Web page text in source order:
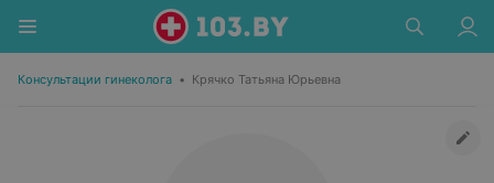
Консультации гинеколога • Крячко Татьяна Юрьевна